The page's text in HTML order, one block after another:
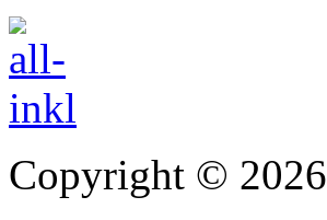
Copyright © 2026